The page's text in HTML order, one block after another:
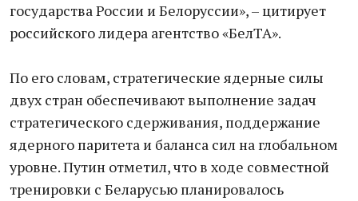
государства России и Белоруссии», – цитирует
российского лидера агентство «БелТА».
По его словам, стратегические ядерные силы
двух стран обеспечивают выполнение задач
стратегического сдерживания, поддержание
ядерного паритета и баланса сил на глобальном
уровне. Путин отметил, что в ходе совместной
тренировки с Беларусью планировалось